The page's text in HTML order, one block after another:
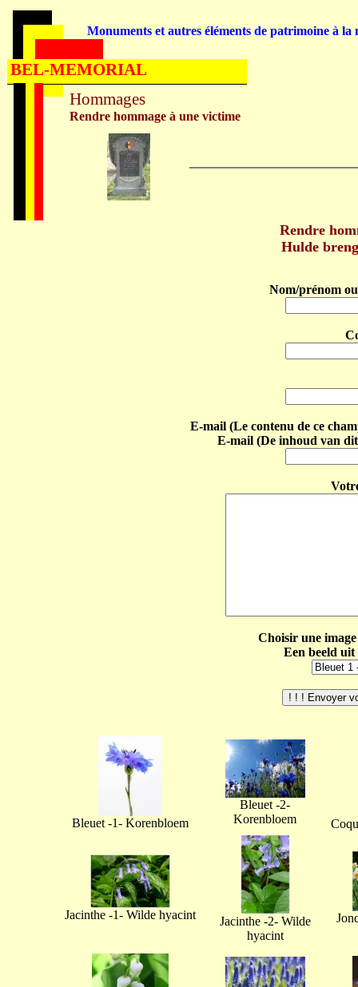
Rendre
Hulde
Nom/prénom
E-mail (Le contenu de ce
E-mail (De inhoud van
Choisir une
Een beeld
Bleuet -1- Korenbloem
Bleuet -2-
Korenbloem
Jacinthe -1- Wilde hyacint
Jacinthe -2- Wilde
hyacint
Hommages
Rendre hommage à une victime
Monuments et autres éléments de patrimoine à la
BEL-MEMORIAL